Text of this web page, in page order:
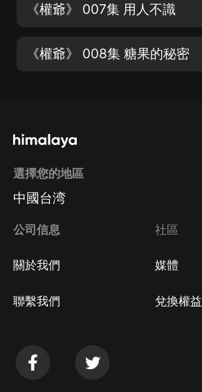
《權爺》 007集 用人不識
《權爺》 008集 糖果的秘密
選擇您的地區
中國台湾
公司信息
關於我們
聯繫我們
社區
媒體
兌換權益